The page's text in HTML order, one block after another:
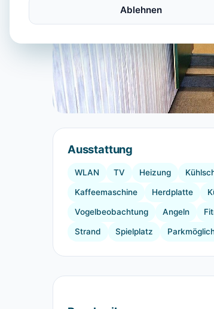
Ausstattung
WLAN TV Heizung
Kaffeemaschine Herdplatte
Vogelbeobachtung Angeln
Strand Spielplatz
Ablehnen